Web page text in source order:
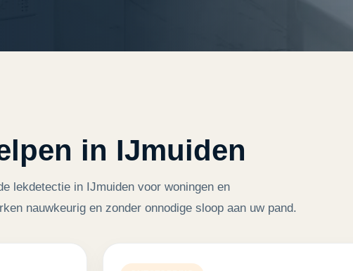
in IJmuiden
lekdetectie in IJmuiden voor woningen en
nauwkeurig en zonder onnodige sloop aan uw pand.